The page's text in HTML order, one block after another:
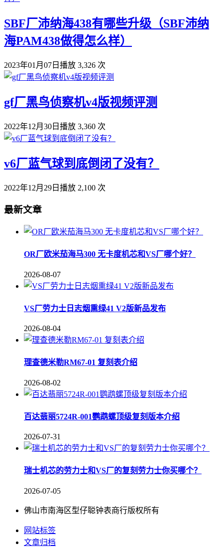
SBF厂沛纳海438有哪些升级（SBF沛纳
海PAM438做得怎么样）
2023年01月07日 播放 3,326 次
gf厂黑鸟侦察机v4版视频评测
2022年12月30日 播放 3,360 次
v6厂蓝气球到底倒闭了没有？
2022年12月29日 播放 2,100 次
最新文章
OR厂欧米茄海马300 无卡度机芯和VS厂哪个好？
2026-08-07
VS厂劳力士日志烟熏绿41 V2版新品发布
2026-08-04
理查德米勒RM67-01 复刻表介绍
2026-08-02
百达翡丽5724R-001鹦鹉螺顶级复刻版本介绍
2026-07-31
瑞士机芯的劳力士和VS厂的复刻劳力士你买哪个？
2026-07-05
佛山市南海区型仔聪钟表商行版权所有
网站标签
文章归档